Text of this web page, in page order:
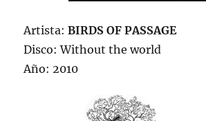
Artista:BIRDS OF PASSAGE
Disco: Without the world
Año: 2010